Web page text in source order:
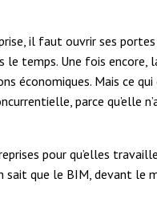
il faut ouvrir ses
le temps. Une fois
économiques. Mais ce
parce qu’elle
pour qu’elles
sait que le BIM, devant